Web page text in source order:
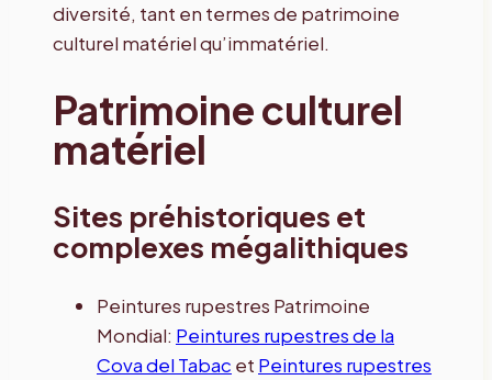
diversité, tant en termes de patrimoine
culturel matériel qu’immatériel.
Patrimoine culturel
matériel
Sites préhistoriques et
complexes mégalithiques
Peintures rupestres Patrimoine
Mondial: Peintures rupestres de la
Cova del Tabac et Peintures rupestres